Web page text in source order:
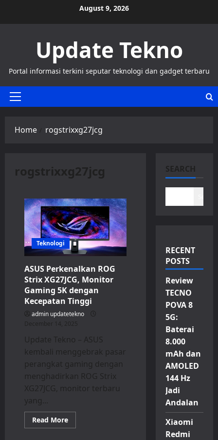
August 9, 2026
Update Tekno
Portal informasi terkini seputar teknologi dan gadget terbaru
Primary
Home rogstrixxg27jcg
rogstrixxg27jcg
Teknologi
ASUS Perkenalkan ROG
Strix XG27JCG, Monitor
Gaming 5K dengan
Kecepatan Tinggi
admin updatetekno
December 14, 2025
Update Tekno – ASUS
kembali menggebrak pasar
perangkat gaming dengan
menghadirkan ROG Strix
XG27JCG, monitor terbaru
yang...
Read MoreRead
more
SEARCH
RECENT
POSTS
Review
TECNO
POVA 8
5G:
Baterai
8.000
mAh dan
AMOLED
144 Hz
Jadi
Andalan
Xiaomi
Redmi